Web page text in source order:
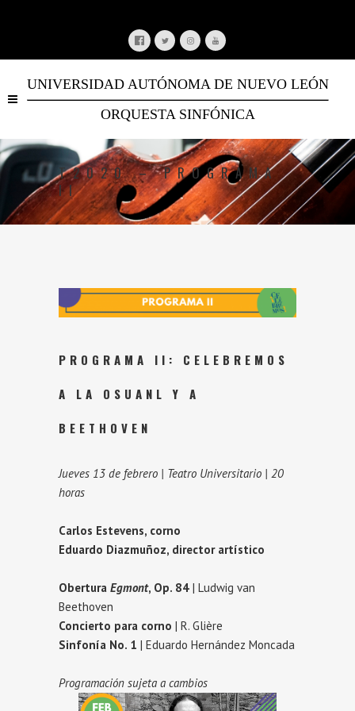
UNIVERSIDAD AUTÓNOMA DE NUEVO LEÓN
ORQUESTA SINFÓNICA
T2020 – PROGRAMA
II
PROGRAMA II: CELEBREMOS
A LA OSUANL Y A
BEETHOVEN
Jueves 13 de febrero | Teatro Universitario | 20
horas
Carlos Estevens, corno
Eduardo Diazmuñoz, director artístico
Obertura Egmont, Op. 84 | Ludwig van
Beethoven
Concierto para corno | R. Glière
Sinfonía No. 1 | Eduardo Hernández Moncada
Programación sujeta a cambios